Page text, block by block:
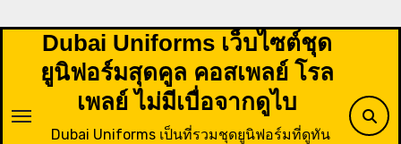
Dubai Uniforms เว็บไซต์ชุด
ยูนิฟอร์มสุดคูล คอสเพลย์ โรล
เพลย์ ไม่มีเบื่อจากดูไบ
Dubai Uniforms เป็นที่รวมชุดยูนิฟอร์มที่ดูทัน